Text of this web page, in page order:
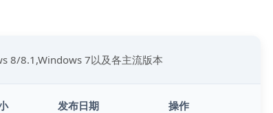
8/8.1,Windows 7以及各主流版本
发布日期 操作